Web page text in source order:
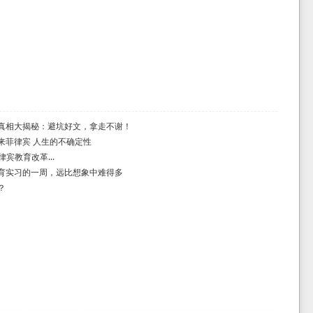
大揭秘：避坑好文，拿走不谢！
菲律宾 人生的不确定性
宾教育改革...
实习的一周，远比想象中难得多